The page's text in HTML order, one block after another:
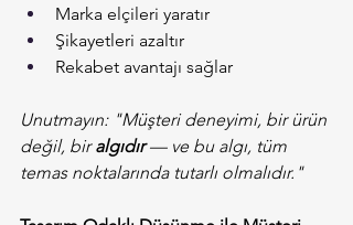
Marka elçileri yaratır
Şikayetleri azaltır
Rekabet avantajı sağlar
Unutmayın: "Müşteri deneyimi, bir ürün
değil, bir algıdır — ve bu algı, tüm
temas noktalarında tutarlı olmalıdır."